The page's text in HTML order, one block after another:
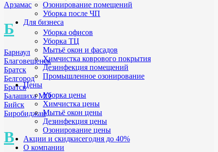
Арзамас
Б
Барнаул
Благовещенск
Братск
Белгород
Братск
Балашиха МО
Бийск
Биробиджан
В
Озонирование помещений
Уборка после ЧП
Для бизнеса
Уборка офисов
Уборка ТЦ
Мытьё окон и фасадов
Химчистка коврового покрытия
Дезинфекция помещений
Промышленное озонирование
Цены
Уборка цены
Химчистка цены
Мытьё окон цены
Дезинфекция цены
Озонирование цены
Акции и скидкисегодня до 40%
О компании